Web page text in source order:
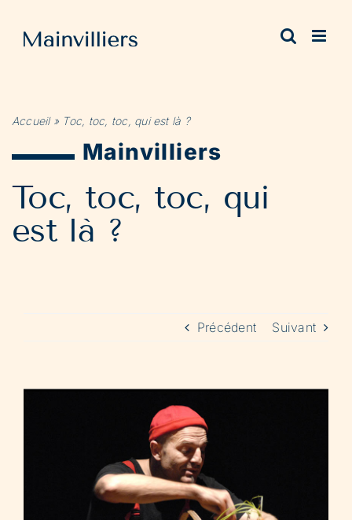
contenu
Accueil» Toc, toc, toc, qui est là ?
Mainvilliers
Toc, toc, toc, qui
est là ?
Précédent Suivant